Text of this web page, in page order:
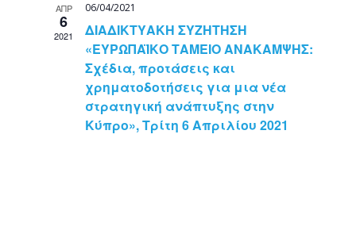
ΑΠΡ
6
2021
06/04/2021
ΔΙΑΔΙΚΤΥΑΚΗ ΣΥΖΗΤΗΣΗ
«ΕΥΡΩΠΑΪΚΟ ΤΑΜΕΙΟ ΑΝΑΚΑΜΨΗΣ:
Σχέδια, προτάσεις και
χρηματοδοτήσεις για μια νέα
στρατηγική ανάπτυξης στην
Κύπρο», Τρίτη 6 Απριλίου 2021